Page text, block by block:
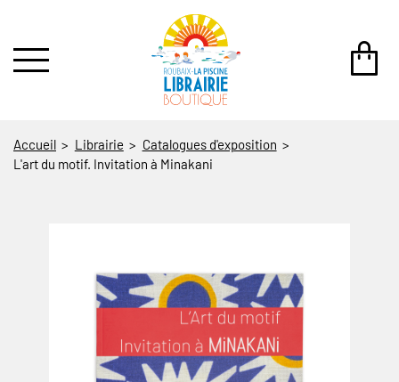
Accueil Librairie
Catalogues d'exposition
L'art du motif. Invitation à Minakani